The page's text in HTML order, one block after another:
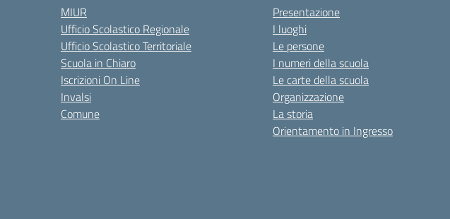
MIUR
Ufficio Scolastico Regionale
Ufficio Scolastico Territoriale
Scuola in Chiaro
Iscrizioni On Line
Invalsi
Comune
Presentazione
I luoghi
Le persone
I numeri della scuola
Le carte della scuola
Organizzazione
La storia
Orientamento in Ingresso